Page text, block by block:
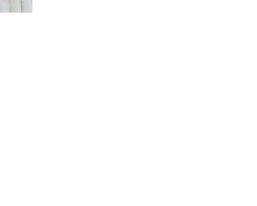
jullie wel de eerste zijn die
aan jullie eigen
Overijssel
is het belangrijk om te weten
vind je inspiratieartikelen
geven je een goed beeld
keuze te maken.